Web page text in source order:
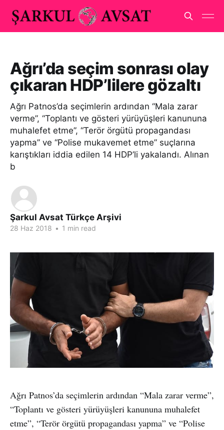
Ağrı’da seçim sonrası olay
çıkaran HDP’lilere gözaltı
Ağrı Patnos’da seçimlerin ardından “Mala zarar
verme”, “Toplantı ve gösteri yürüyüşleri kanununa
muhalefet etme”, “Terör örgütü propagandası
yapma” ve “Polise mukavemet etme” suçlarına
karıştıkları iddia edilen 14 HDP’li yakalandı. Alınan
b
Şarkul Avsat Türkçe Arşivi
28 Haz 2018 • 1 min read
Ağrı Patnos’da seçimlerin ardından “Mala zarar verme”,
“Toplantı ve gösteri yürüyüşleri kanununa muhalefet
etme”, “Terör örgütü propagandası yapma” ve “Polise